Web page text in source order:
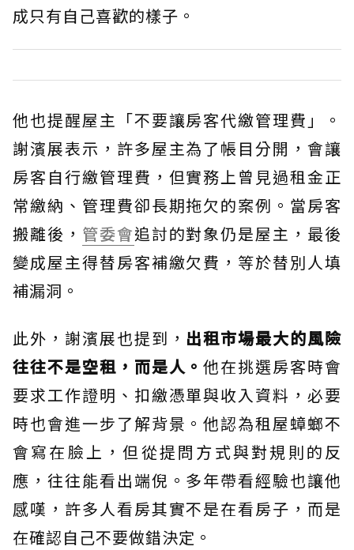
成只有自己喜歡的樣子。
他也提醒屋主「不要讓房客代繳管理費」。
謝濱展表示，許多屋主為了帳目分開，會讓
房客自行繳管理費，但實務上曾見過租金正
常繳納、管理費卻長期拖欠的案例。當房客
搬離後， 管委會追討的對象仍是屋主，最後
變成屋主得替房客補繳欠費，等於替別人填
補漏洞。
此外，謝濱展也提到， 出租市場最大的風險
往往不是空租，而是人。他在挑選房客時會
要求工作證明、扣繳憑單與收入資料，必要
時也會進一步了解背景。他認為租屋蟑螂不
會寫在臉上，但從提問方式與對規則的反
應，往往能看出端倪。多年帶看經驗也讓他
感嘆，許多人看房其實不是在看房子，而是
在確認自己不要做錯決定。